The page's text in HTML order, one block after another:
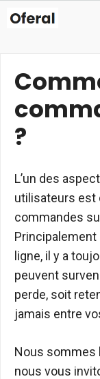
?
L’un des
utilisateurs est
commandes
Principalement
ligne, il y a
peuvent
perde, soit
jamais entre
Nous sommes
nous vous